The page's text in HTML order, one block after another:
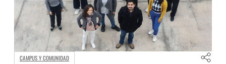
CAMPUS Y COMUNIDAD